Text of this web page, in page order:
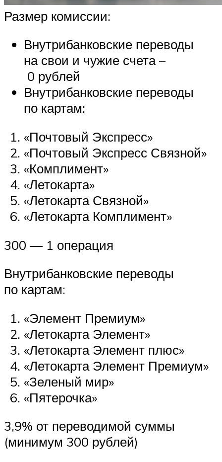
Размер комиссии:
Внутрибанковские переводы
на свои и чужие счета –
0 рублей
Внутрибанковские переводы
по картам:
«Почтовый Экспресс»
«Почтовый Экспресс Связной»
«Комплимент»
«Летокарта»
«Летокарта Связной»
«Летокарта Комплимент»
300 — 1 операция
Внутрибанковские переводы
по картам:
«Элемент Премиум»
«Летокарта Элемент»
«Летокарта Элемент плюс»
«Летокарта Элемент Премиум»
«Зеленый мир»
«Пятерочка»
3,9% от переводимой суммы
(минимум 300 рублей)